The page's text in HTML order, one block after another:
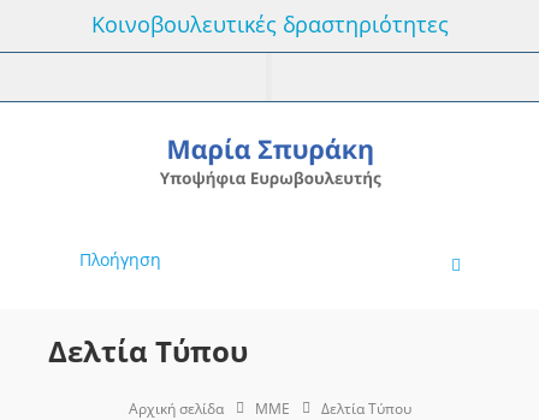
Κοινοβουλευτικές δραστηριότητες
Πλοήγηση
Δελτία Τύπου
Αρχική σελίδα MME Δελτία Τύπου